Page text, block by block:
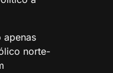
apenas
norte-